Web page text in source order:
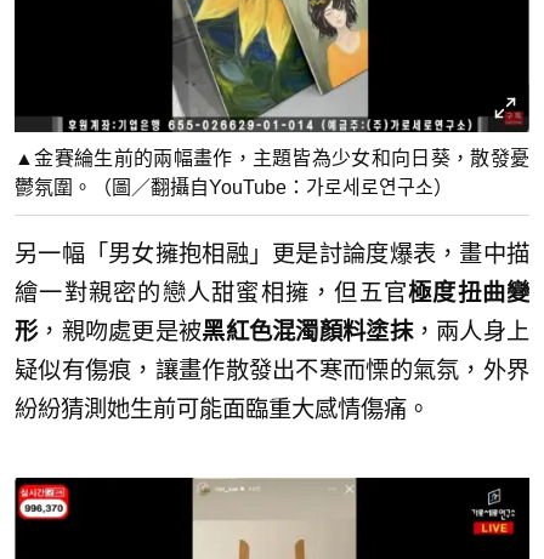
▲金賽綸生前的兩幅畫作，主題皆為少女和向日葵，散發憂
鬱氛圍。（圖／翻攝自YouTube：가로세로연구소）
另一幅「男女擁抱相融」更是討論度爆表，畫中描
繪一對親密的戀人甜蜜相擁，但五官極度扭曲變
形，親吻處更是被黑紅色混濁顏料塗抹，兩人身上
疑似有傷痕，讓畫作散發出不寒而慄的氣氛，外界
紛紛猜測她生前可能面臨重大感情傷痛。